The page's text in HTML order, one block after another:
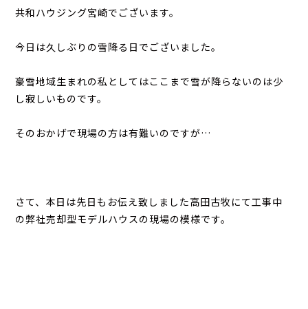
共和ハウジング宮崎でございます。
今日は久しぶりの雪降る日でございました。
豪雪地域生まれの私としてはここまで雪が降らないのは少
し寂しいものです。
そのおかげで現場の方は有難いのですが…
さて、本日は先日もお伝え致しました高田古牧にて工事中
の弊社売却型モデルハウスの現場の模様です。